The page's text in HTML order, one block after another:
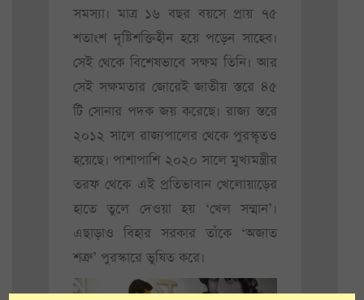
সমস্যা। মাত্র ১৬ বছর বয়সে প্রায় ৭৫
শতাংশ দৃষ্টিশক্তিহীন হয়ে পড়েন সাহেব।
সেই থেকে বিশেষভাবে সক্ষম তিনি। আর
সেই সক্ষমতার জোরেই জাতীয় স্তরে ৪৫
টি সোনার পদক জয় করেছে। রাজ্য স্তরে
২০১২ সালে রাজ্যপালের থেকে পুরস্কৃতও
হয়েছে। পাশাপাশি ২০২০ সালে মুখ্যমন্ত্রীর
তরফ থেকে এই প্রতিভাবান খেলোয়াড়ের
হাতে তুলে দেওয়া হয় ‘খেল সম্মান’।
এছাড়াও বিহার সরকার তাঁকে ‘অজাত
শত্রু’ পুরস্কারে ভুষিত করে।